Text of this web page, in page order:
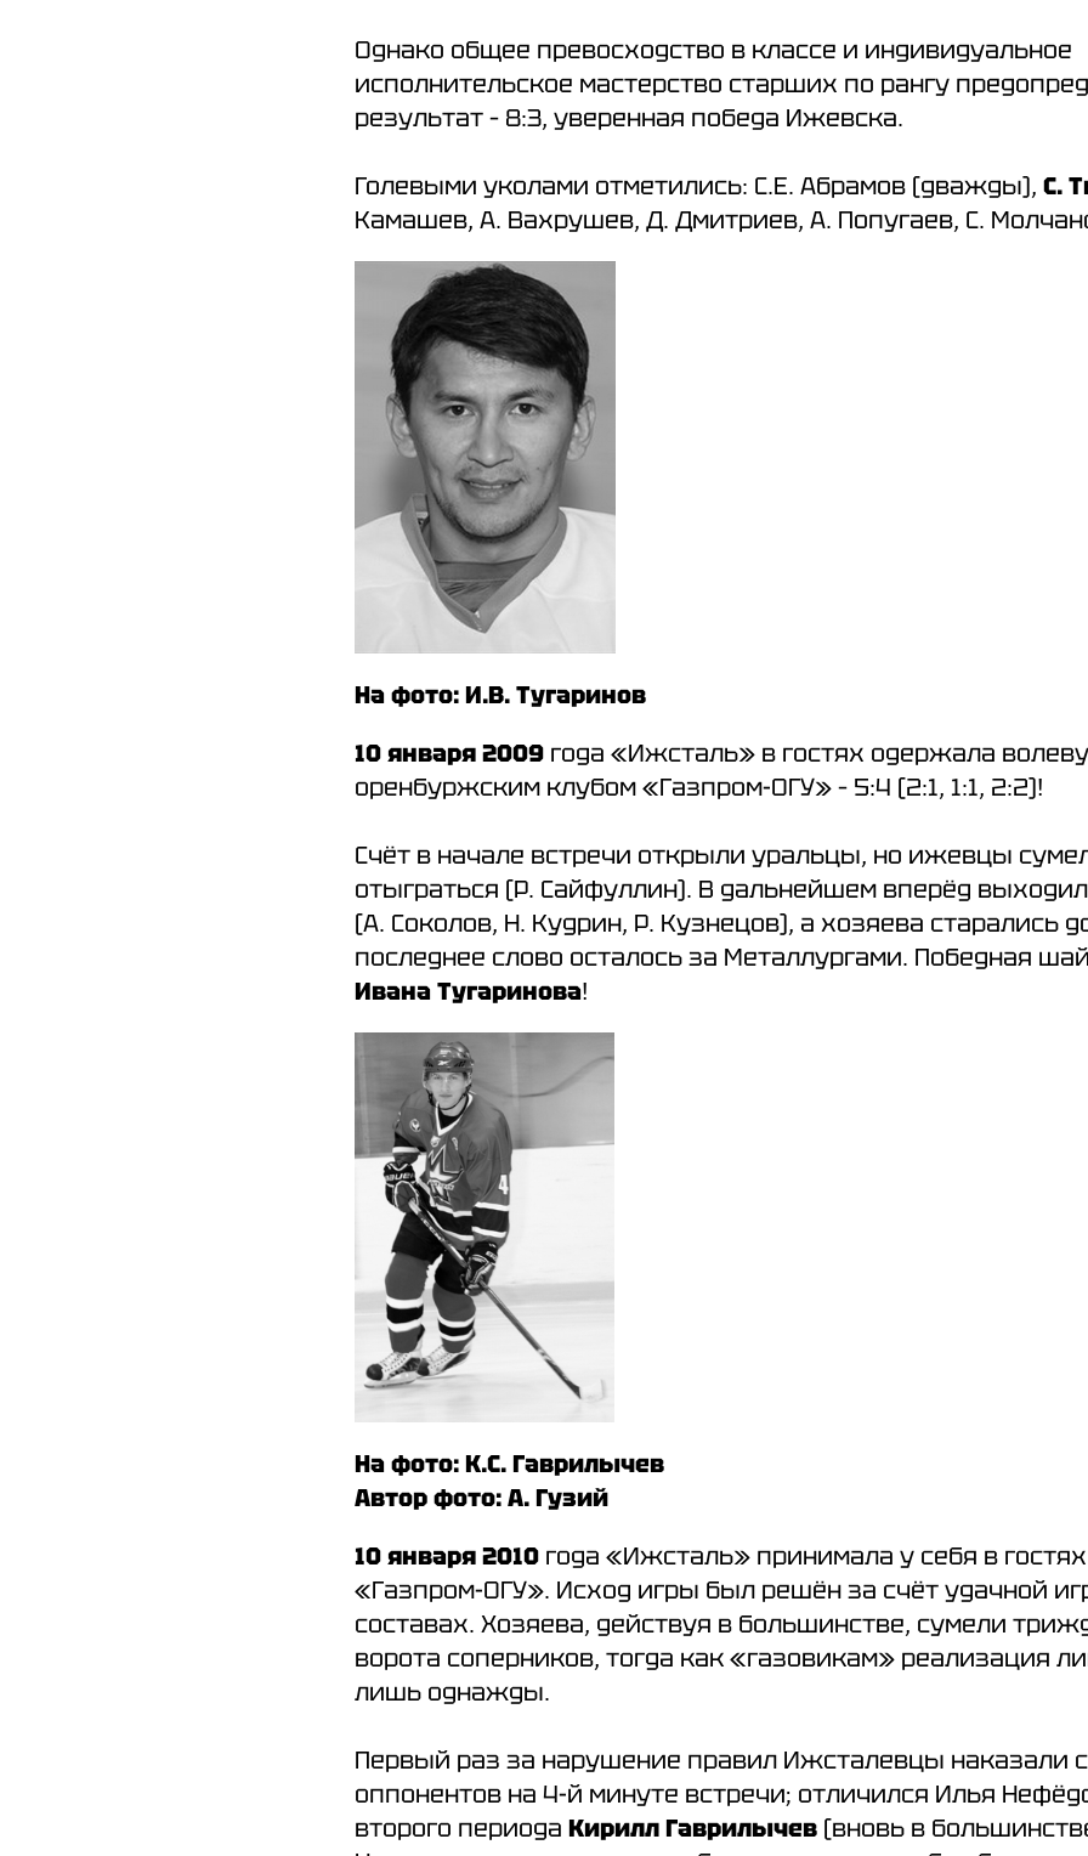
Однако общее превосходство в классе и индивидуальное
исполнительское мастерство старших по рангу
результат – 8:3, уверенная победа Ижевска.
Голевыми уколами отметились: С.Е. Абрамов (дважды), С.
Камашев, А. Вахрушев, Д. Дмитриев, А. Попугаев, С.
На фото: И.В. Тугаринов
10 января 2009 года «Ижсталь» в гостях одержала
оренбуржским клубом «Газпром-ОГУ» – 5:4 (2:1, 1:1, 2:2)!
Счёт в начале встречи открыли уральцы, но ижевцы
отыграться (Р. Сайфуллин). В дальнейшем вперёд
(А. Соколов, Н. Кудрин, Р. Кузнецов), а хозяева старались
последнее слово осталось за Металлургами. Победная
Ивана Тугаринова!
На фото: К.С. Гаврилычев
Автор фото: А. Гузий
10 января 2010 года «Ижсталь» принимала у себя в
«Газпром-ОГУ». Исход игры был решён за счёт удачной
составах. Хозяева, действуя в большинстве, сумели
ворота соперников, тогда как «газовикам» реализация
лишь однажды.
Первый раз за нарушение правил Ижсталевцы наказали
оппонентов на 4-й минуте встречи; отличился Илья
второго периода Кирилл Гаврилычев (вновь в